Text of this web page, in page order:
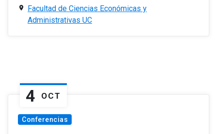
Facultad de Ciencias Económicas y
Administrativas UC
4 OCT
Conferencias